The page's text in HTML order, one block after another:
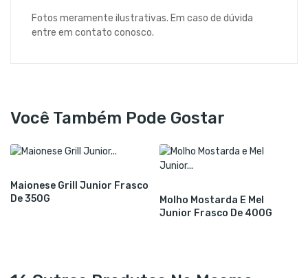
Fotos meramente ilustrativas. Em caso de dúvida
entre em contato conosco.
Você Também Pode Gostar
Maionese Grill Junior Frasco
De 350G
Molho Mostarda E Mel
Junior Frasco De 400G